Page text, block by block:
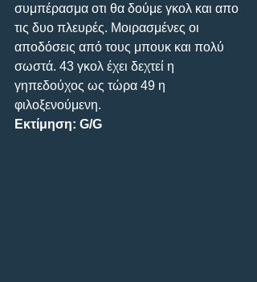
συμπέρασμα οτι θα δούμε γκολ και απο
τις δυο πλευρές. Μοιρασμένες οι
αποδόσεις από τους μπουκ και πολύ
σωστά. 43 γκολ έχει δεχτεί η
γηπεδούχος ως τώρα 49 η
φιλοξενούμενη.
Εκτίμηση: G/G